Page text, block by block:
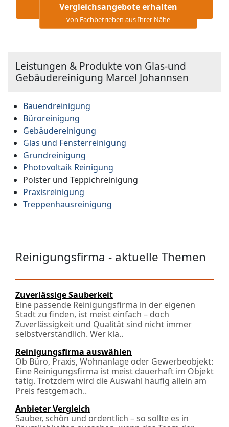
Vergleichsangebote erhalten
von Fachbetrieben aus Ihrer Nähe
Leistungen & Produkte von Glas-und
Gebäudereinigung Marcel Johannsen
Bauendreinigung
Büroreinigung
Gebäudereinigung
Glas und Fensterreinigung
Grundreinigung
Photovoltaik Reinigung
Polster und Teppichreinigung
Praxisreinigung
Treppenhausreinigung
Reinigungsfirma - aktuelle Themen
Zuverlässige Sauberkeit
Eine passende Reinigungsfirma in der eigenen
Stadt zu finden, ist meist einfach – doch
Zuverlässigkeit und Qualität sind nicht immer
selbstverständlich. Wer kla..
Reinigungsfirma auswählen
Ob Büro, Praxis, Wohnanlage oder Gewerbeobjekt:
Eine Reinigungsfirma ist meist dauerhaft im Objekt
tätig. Trotzdem wird die Auswahl häufig allein am
Preis festgemach..
Anbieter Vergleich
Sauber, schön und ordentlich – so sollte es in